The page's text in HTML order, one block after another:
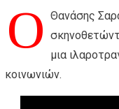
Ο Θανάσης
μια
κοινωνιών.